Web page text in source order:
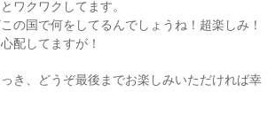
ワクワクしてます。
の国で何をしてるんでしょうね！超楽しみ！
配してますが！
き、どうぞ最後までお楽しみいただければ幸